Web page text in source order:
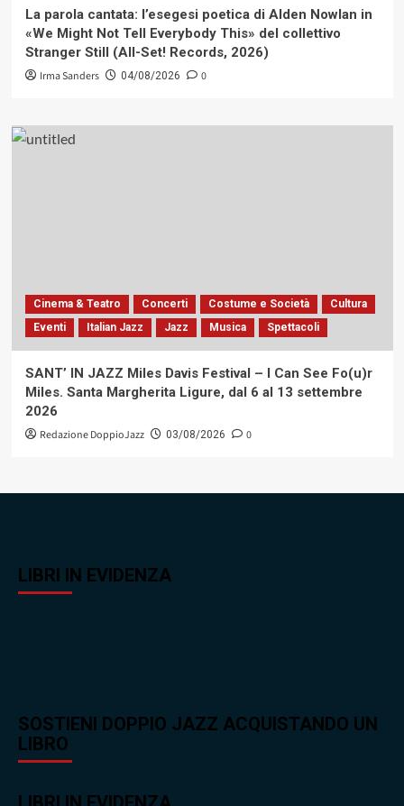
La parola cantata: l’esegesi poetica di Alden Nowlan in
«We Might Not Tell Everybody This» del collettivo
Stranger Still (All-Set! Records, 2026)
Irma Sanders 04/08/2026 0
Cinema & Teatro Concerti Costume e Società
Cultura
Eventi
Italian Jazz Jazz Musica Spettacoli
SANT’ IN JAZZ Miles Davis Festival – I Can See Fo(u)r
Miles. Santa Margherita Ligure, dal 6 al 13 settembre
2026
Redazione DoppioJazz 03/08/2026 0
LIBRI IN EVIDENZA
SOSTIENI DOPPIO JAZZ ACQUISTANDO UN
LIBRO